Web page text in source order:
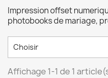
Impression offset
photobooks de mariage,
Choisir
Affichage 1-1 de 1